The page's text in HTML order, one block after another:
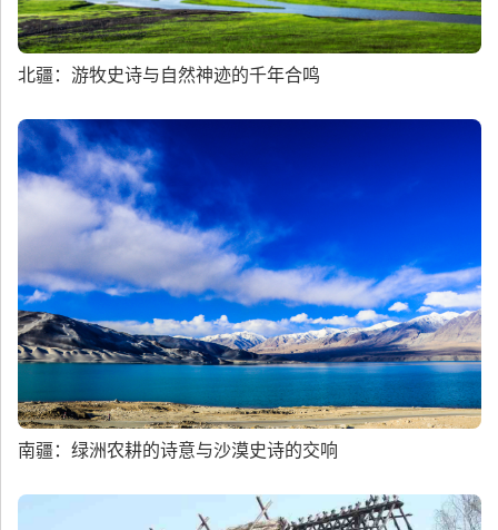
北疆：游牧史诗与自然神迹的千年合鸣
南疆：绿洲农耕的诗意与沙漠史诗的交响